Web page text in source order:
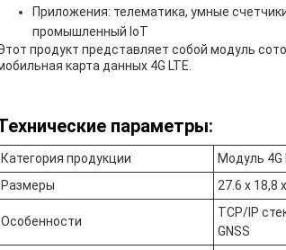
Приложения: телематика, умные
промышленный IoT
продукт представляет собой модуль
карта данных 4G LTE.
параметры:
Категория продукции
Модуль 4G
Размеры
27.6 х 18,8
Особенности
TCP/IP
GNSS